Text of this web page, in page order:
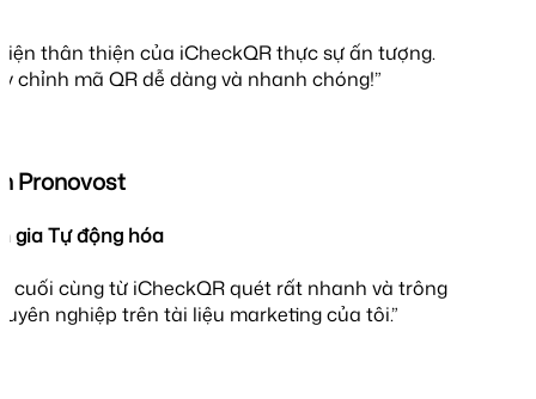
thân thiện của iCheckQR thực sự ấn tượng.
chỉnh mã QR dễ dàng và nhanh chóng!”
Pronovost
gia Tự động hóa
cuối cùng từ iCheckQR quét rất nhanh và trông
nghiệp trên tài liệu marketing của tôi.”